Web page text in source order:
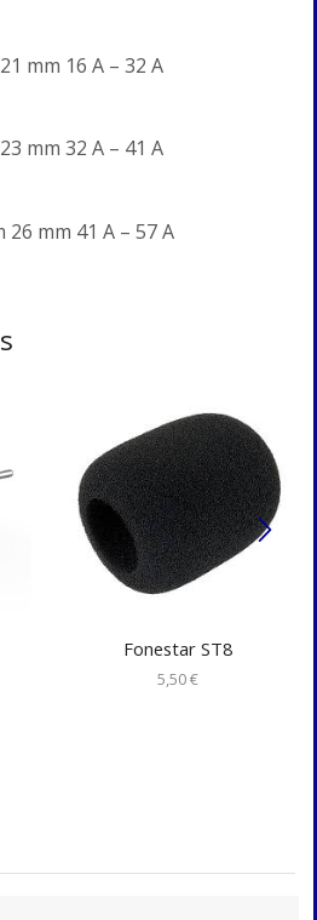
mm 16 A – 32 A
mm 32 A – 41 A
26 mm 41 A – 57 A
Fonestar ST8
5,50€